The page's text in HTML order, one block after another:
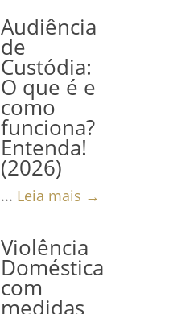
Audiência
de
Custódia:
O que é e
como
funciona?
Entenda!
(2026)
... Leia mais →
Violência
Doméstica
com
medidas